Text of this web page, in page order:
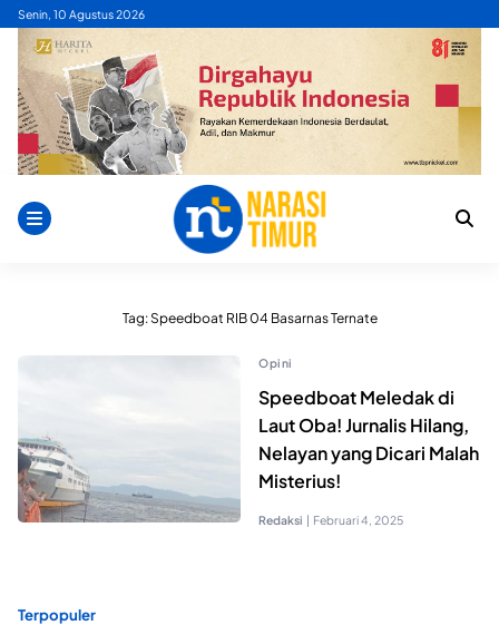
Skip
content
Senin, 10 Agustus 2026
Tag:Speedboat RIB 04 Basarnas Ternate
Opini
Speedboat Meledak di
Laut Oba! Jurnalis Hilang,
Nelayan yang Dicari Malah
Misterius!
Redaksi | Februari 4, 2025
Terpopuler